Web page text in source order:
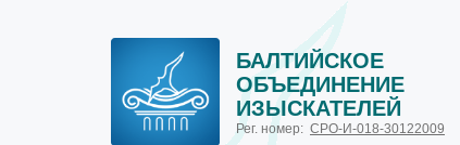
БАЛТИЙСКОЕ
ОБЪЕДИНЕНИЕ
ИЗЫСКАТЕЛЕЙ
Рег. номер: СРО-И-018-30122009